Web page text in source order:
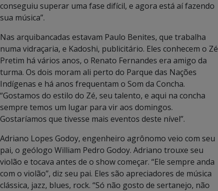
conseguiu superar uma fase difícil, e agora está aí fazendo
sua música”.
Nas arquibancadas estavam Paulo Benites, que trabalha
numa vidraçaria, e Kadoshi, publicitário. Eles conhecem o Zé
Pretim há vários anos, o Renato Fernandes era amigo da
turma. Os dois moram ali perto do Parque das Nações
Indígenas e há anos frequentam o Som da Concha.
“Gostamos do estilo do Zé, seu talento, e aqui na concha
sempre temos um lugar para vir aos domingos.
Gostaríamos que tivesse mais eventos deste nível”.
Adriano Lopes Godoy, engenheiro agrônomo veio com seu
pai, o geólogo William Pedro Godoy. Adriano trouxe seu
violão e tocava antes de o show começar. “Ele sempre anda
com o violão”, diz seu pai. Eles são apreciadores de música
clássica, jazz, blues, rock. “Só não gosto de sertanejo, não